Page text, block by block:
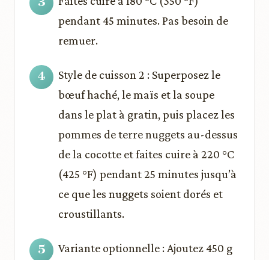
pendant 45 minutes. Pas besoin de
remuer.
Style de cuisson 2 : Superposez le
bœuf haché, le maïs et la soupe
dans le plat à gratin, puis placez les
pommes de terre nuggets au-dessus
de la cocotte et faites cuire à 220 °C
(425 °F) pendant 25 minutes jusqu’à
ce que les nuggets soient dorés et
croustillants.
Variante optionnelle : Ajoutez 450 g